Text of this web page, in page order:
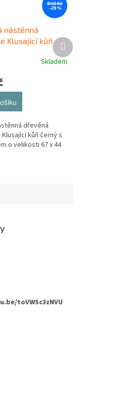
840 Kč
–29 %
nástěnná
Klusající kůň
Skladem
dřevěná
kůň černý s
o velikosti 67 x 44
Další
produkt
toVWSc3zNVU